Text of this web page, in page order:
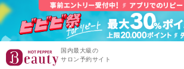
国内最大級の
サロン予約サイト